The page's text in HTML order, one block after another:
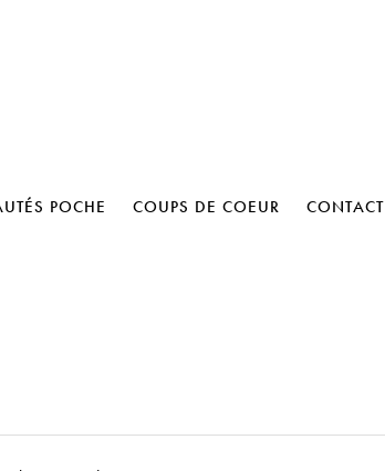
POCHE COUPS DE COEUR CONTACT